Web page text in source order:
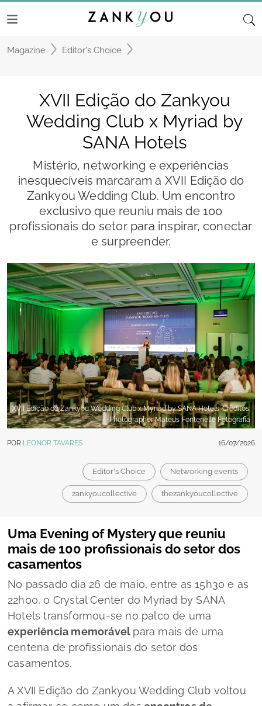
Magazine Editor's Choice
XVII Edição do Zankyou
Wedding Club x Myriad by
SANA Hotels
Mistério, networking e experiências
inesquecíveis marcaram a XVII Edição do
Zankyou Wedding Club. Um encontro
exclusivo que reuniu mais de 100
profissionais do setor para inspirar, conectar
e surpreender.
XVII Edição do Zankyou Wedding Club x Myriad by SANA Hotels. Créditos:
Photographer Mateus Fontenelle Fotografia
POR LEONOR TAVARES 16/07/2026
Editor's Choice Networking events
zankyoucollective thezankyoucollective
Uma Evening of Mystery que reuniu
mais de 100 profissionais do setor dos
casamentos
No passado dia 26 de maio, entre as 15h30 e as
22h00, o Crystal Center do Myriad by SANA
Hotels transformou-se no palco de uma
experiência memorável para mais de uma
centena de profissionais do setor dos
casamentos.
A XVII Edição do Zankyou Wedding Club voltou